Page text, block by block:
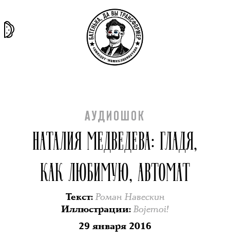
АУДИОШОК
НАТАЛИЯ МЕДВЕДЕВА: ГЛАДЯ,
КАК ЛЮБИМУЮ, АВТОМАТ
Текст: Роман Навескин
Иллюстрации: Bojemoi!
29 января 2016